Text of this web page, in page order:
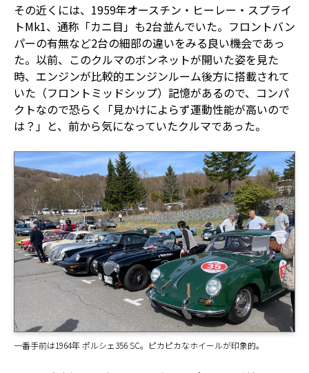
その近くには、1959年オースチン・ヒーレー・スプライ
トMk1、通称「カニ目」も2台並んでいた。フロントバン
パーの有無など2台の細部の違いをみる良い機会であっ
た。以前、このクルマのボンネットが開いた姿を見た
時、エンジンが比較的エンジンルーム後方に搭載されて
いた（フロントミッドシップ）記憶があるので、コンパ
クトなので恐らく「見かけによらず運動性能が高いので
は？」と、前から気になっていたクルマであった。
一番手前は1964年 ポルシェ356 SC。ピカピカなホイールが印象的。